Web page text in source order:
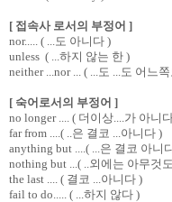
[ 접속사 로서의 부정어 ]
nor..... ( ...도 아니다 )
unless ( ...하지 않는 한 )
neither ...nor ... ( ...도 ...도 어느
[ 숙어로서의 부정어 ]
no longer .... ( 더이상....가 아니
far from ....( ..은 결코 ...아니다 )
anything but ....( ...은 결코 아니
nothing but ...( ..외에는 아무것
the last .... ( 결코 ...아니다 )
fail to do..... ( ...하지 않다 )